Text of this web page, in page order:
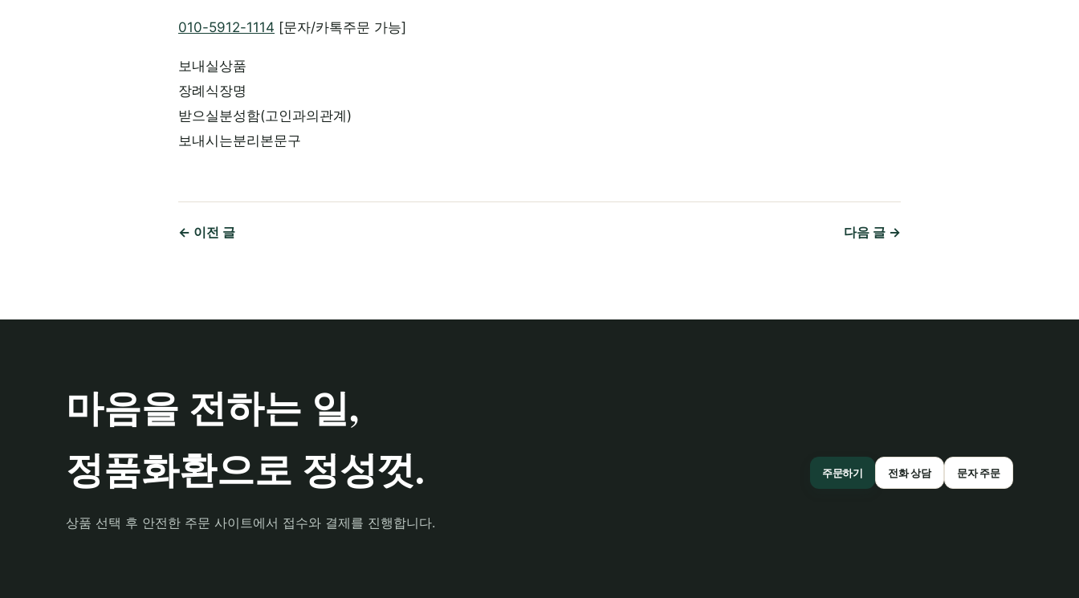
010-5912-1114 [문자/카톡주문 가능]
보내실상품
장례식장명
받으실분성함(고인과의관계)
보내시는분리본문구
← 이전 글 다음 글 →
마음을 전하는 일,
정품화환으로 정성껏.
상품 선택 후 안전한 주문 사이트에서 접수와 결제를 진행합니다.
주문하기 전화 상담 문자 주문